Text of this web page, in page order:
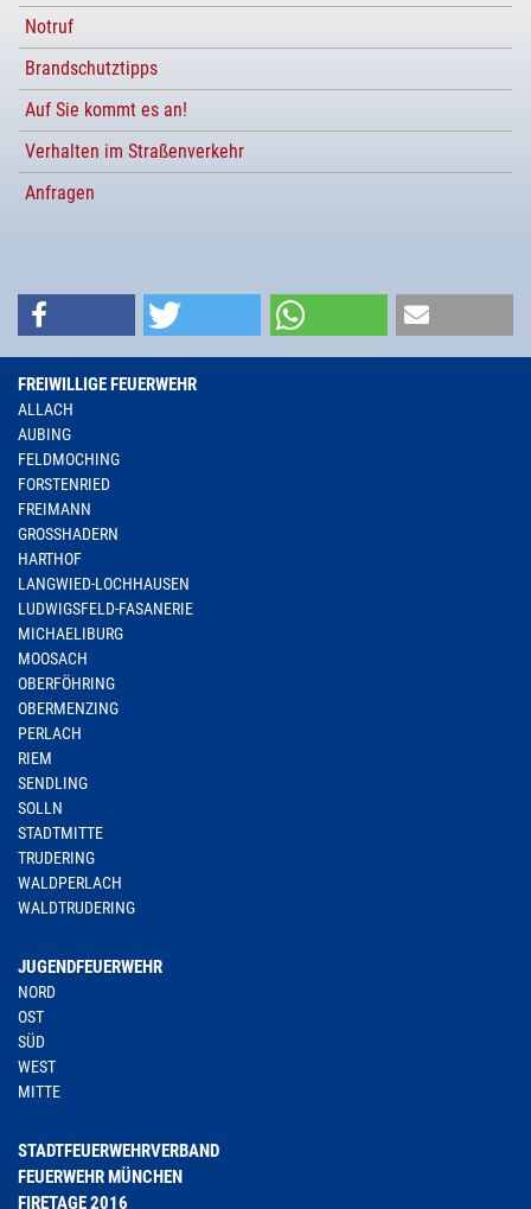
Notruf
Brandschutztipps
Auf Sie kommt es an!
Verhalten im Straßenverkehr
Anfragen
FREIWILLIGE FEUERWEHR
ALLACH
AUBING
FELDMOCHING
FORSTENRIED
FREIMANN
GROSSHADERN
HARTHOF
LANGWIED-LOCHHAUSEN
LUDWIGSFELD-FASANERIE
MICHAELIBURG
MOOSACH
OBERFÖHRING
OBERMENZING
PERLACH
RIEM
SENDLING
SOLLN
STADTMITTE
TRUDERING
WALDPERLACH
WALDTRUDERING
JUGENDFEUERWEHR
NORD
OST
SÜD
WEST
MITTE
STADTFEUERWEHRVERBAND
FEUERWEHR MÜNCHEN
FIRETAGE 2016